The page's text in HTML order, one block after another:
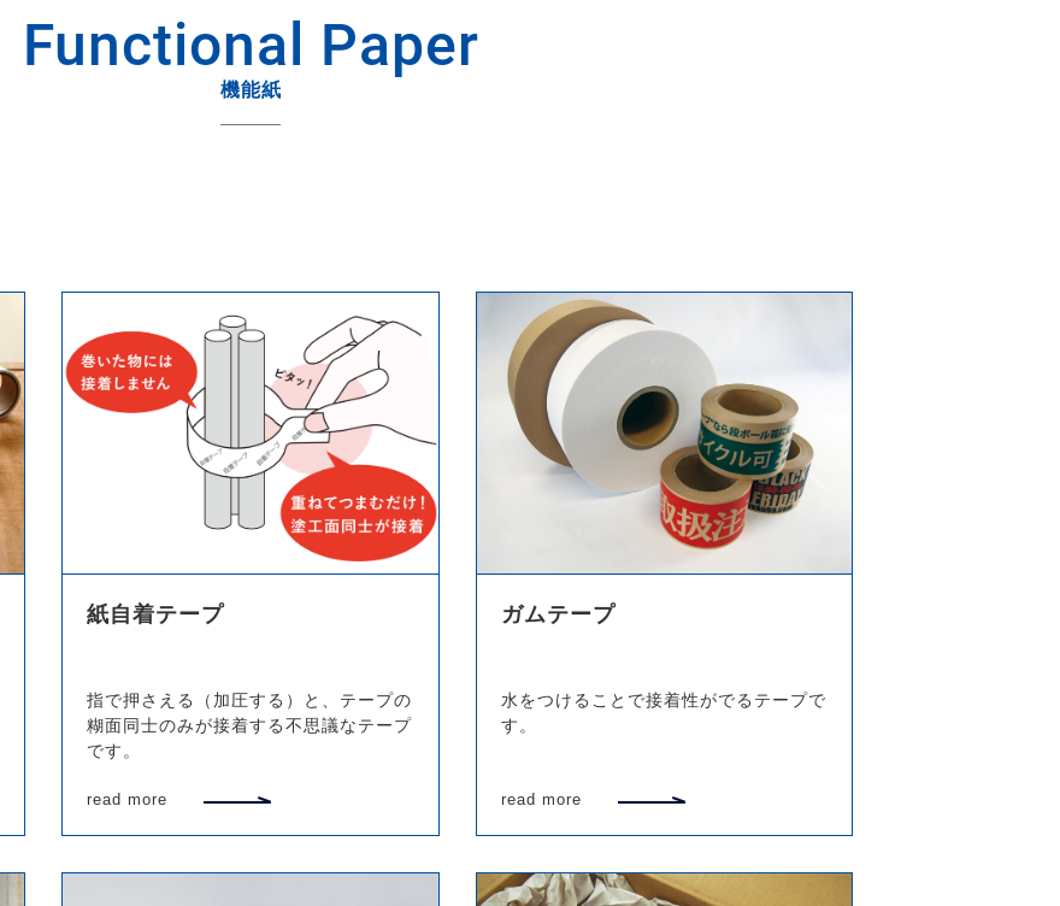
Functional Paper
紙自着テープ
指で押さえる（加圧する）と、テープの
糊面同士のみが接着する不思議なテープ
です。
read more
ガムテープ
水をつけることで接着性がでるテープで
す。
read more